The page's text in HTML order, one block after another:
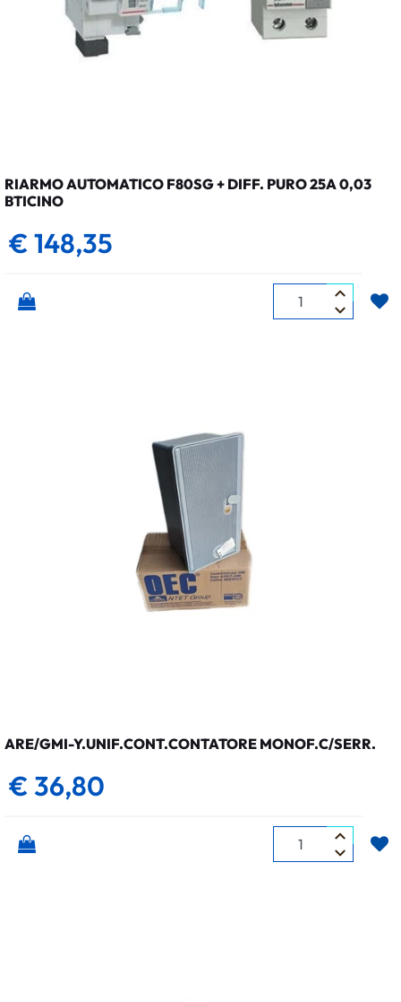
RIARMO AUTOMATICO F80SG + DIFF. PURO 25A 0,03
BTICINO
€ 148,35
Quantità
ARE/GMI-Y.UNIF.CONT.CONTATORE MONOF.C/SERR.
€ 36,80
Quantità